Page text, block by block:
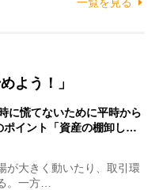
よう！」
に慌てないために平時から
ポイント「資産の棚卸し…
大きく動いたり、取引環
。一方…